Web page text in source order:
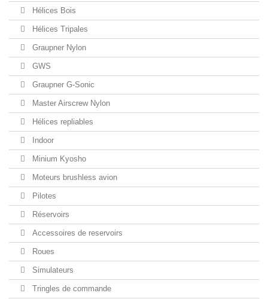
Hélices Bois
Hélices Tripales
Graupner Nylon
GWS
Graupner G-Sonic
Master Airscrew Nylon
Hélices repliables
Indoor
Minium Kyosho
Moteurs brushless avion
Pilotes
Réservoirs
Accessoires de reservoirs
Roues
Simulateurs
Tringles de commande